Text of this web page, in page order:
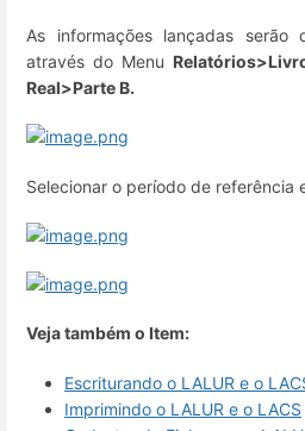
As informações lançadas serão
através do Menu
Real>Parte B.
Selecionar o período de referência
Veja também o Item:
Escriturando o LALUR e o
Imprimindo o LALUR e o LACS